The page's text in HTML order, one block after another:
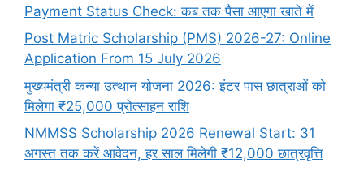
Payment Status Check: कब तक पैसा आएगा खाते में
Post Matric Scholarship (PMS) 2026-27: Online
Application From 15 July 2026
मुख्यमंत्री कन्या उत्थान योजना 2026: इंटर पास छात्राओं को
मिलेगा ₹25,000 प्रोत्साहन राशि
NMMSS Scholarship 2026 Renewal Start: 31
अगस्त तक करें आवेदन, हर साल मिलेगी ₹12,000 छात्रवृत्ति